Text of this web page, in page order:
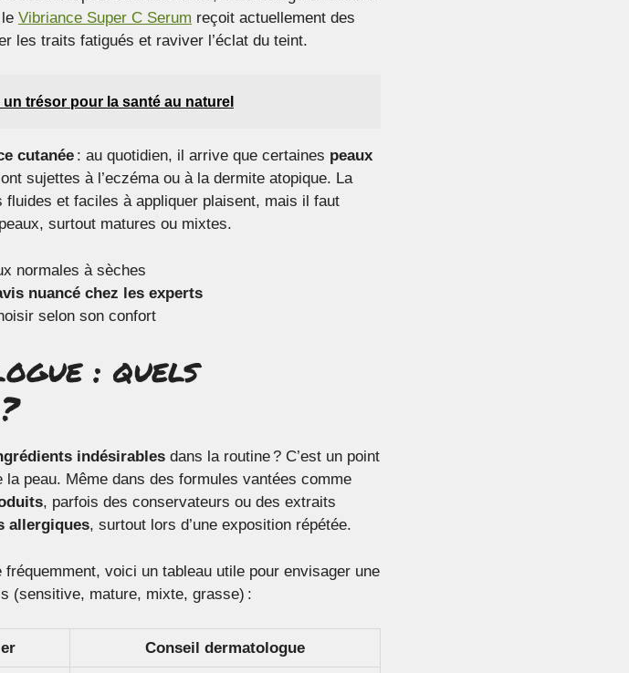
Vibriance Super C Serum reçoit actuellement des
les traits fatigués et raviver l’éclat du teint.
trésor pour la santé au naturel
cutanée : au quotidien, il arrive que certaines peaux
sujettes à l’eczéma ou à la dermite atopique. La
et faciles à appliquer plaisent, mais il faut
surtout matures ou mixtes.
normales à sèches
nuancé chez les experts
selon son confort
: quels
indésirables dans la routine ? C’est un point
peau. Même dans des formules vantées comme
, parfois des conservateurs ou des extraits
allergiques, surtout lors d’une exposition répétée.
voici un tableau utile pour envisager une
(sensitive, mature, mixte, grasse) :
Conseil dermatologue